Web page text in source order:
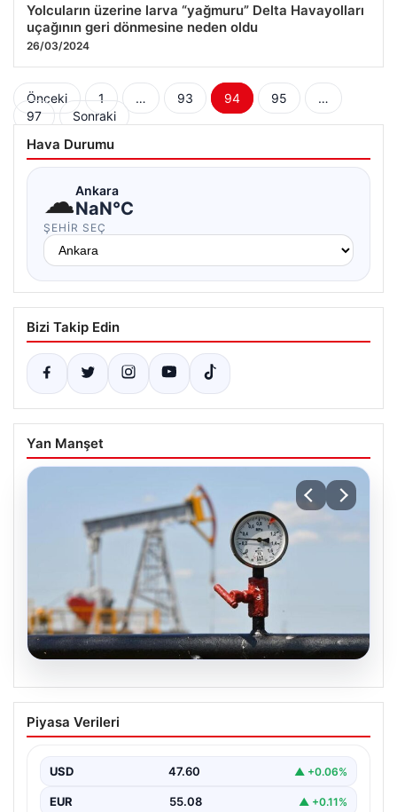
Yolcuların üzerine larva “yağmuru” Delta Havayolları
uçağının geri dönmesine neden oldu
26/03/2024
Yazı
sayfalaması
Önceki 1 … 93 94 95
…
97
Sonraki
Hava Durumu
☁Ankara
NaN°C
ŞEHIR SEÇ
Bizi Takip Edin
Yan Manşet
05.08.2026
25 Mayıs Petrol Fiyatlarında Düşüş:
Brent ve WTI Güncel Durum
maddelerinden biri olan petrol fiyatlarındaki
hareketlilik, özellikle Orta…
Piyasa Verileri
USD 47.60 ▲ +0.06%
EUR 55.08 ▲ +0.11%